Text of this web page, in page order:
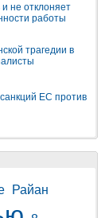
не отклоняет
работы
трагедии в
ЕС против
Райан